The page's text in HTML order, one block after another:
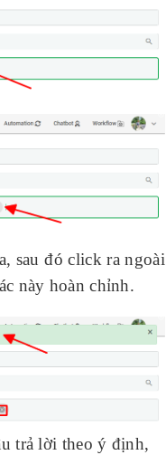
sau đó click ra ngoài
này hoàn chỉnh.
trả lời theo ý định,